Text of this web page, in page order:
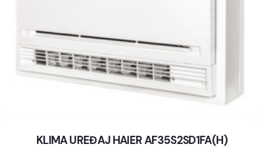
KLIMA UREĐAJ HAIER AF35S2SD1FA(H)